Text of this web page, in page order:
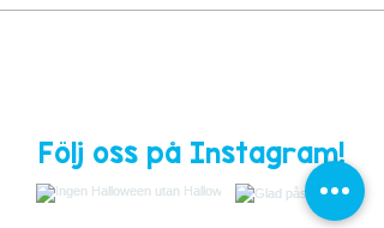
Följ oss på Instagram!